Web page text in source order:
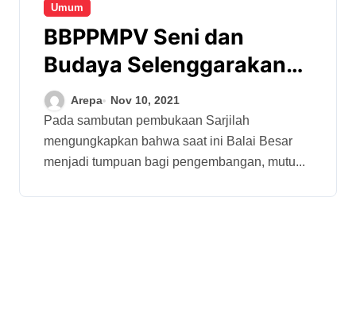
Umum
BBPPMPV Seni dan
Budaya Selenggarakan
Worshop Persiapan
Pengembangan TEFA
Arepa Nov 10, 2021
Pada sambutan pembukaan Sarjilah
mengungkapkan bahwa saat ini Balai Besar
menjadi tumpuan bagi pengembangan, mutu...